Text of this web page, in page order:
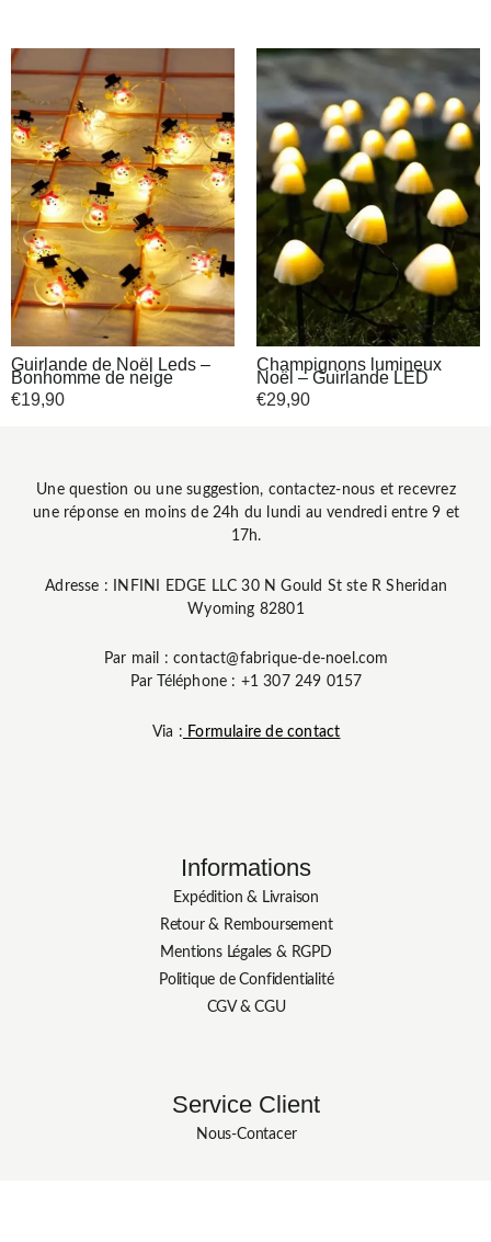
Guirlande de Noël Leds –
Bonhomme de neige
€19,90
Champignons lumineux
Noël – Guirlande LED
€29,90
Une question ou une suggestion, contactez-nous et recevrez
une réponse en moins de 24h du lundi au vendredi entre 9 et
17h.
Adresse : INFINI EDGE LLC 30 N Gould St ste R Sheridan
Wyoming 82801
Par mail : contact@fabrique-de-noel.com
Par Téléphone : +1 307 249 0157
Via : Formulaire de contact
Informations
Expédition & Livraison
Retour & Remboursement
Mentions Légales & RGPD
Politique de Confidentialité
CGV & CGU
Service Client
Nous-Contacer